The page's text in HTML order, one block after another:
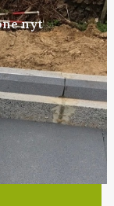
nyt